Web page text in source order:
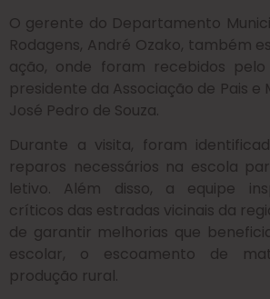
O gerente do Departamento
Rodagens, André Ozako, também
ação, onde foram recebidos
presidente da Associação de Pais e
José Pedro de Souza.
Durante a visita, foram
reparos necessários na escola
letivo. Além disso, a equipe
críticos das estradas vicinais da
de garantir melhorias que
escolar, o escoamento de
produção rural.